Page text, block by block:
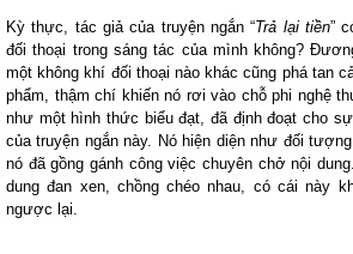
Kỳ thực, tác giả của truyện ngắn “Trả lại tiền”
đối thoại trong sáng tác của mình không?
một không khí đối thoại nào khác cũng phá tan
phẩm, thậm chí khiến nó rơi vào chỗ phi nghệ
như một hình thức biểu đạt, đã định đoạt cho
của truyện ngắn này. Nó hiện diện như đối
nó đã gồng gánh công việc chuyên chở nội
dung đan xen, chồng chéo nhau, có cái này
ngược lại.